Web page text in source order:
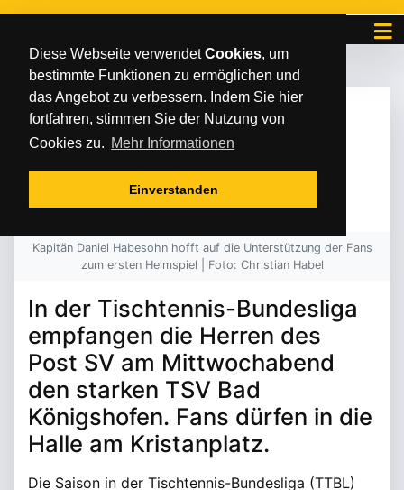
Diese Webseite verwendetCookies, um
bestimmte Funktionen zu ermöglichen und
das Angebot zu verbessern. Indem Sie hier
fortfahren, stimmen Sie der Nutzung von
Cookies zu. Mehr Informationen
Einverstanden
DIENSTAG // August 2021
HOCH MOTIVIERT INS
ERSTE HEIMSPIEL
Kapitän Daniel Habesohn hofft auf die Unterstützung der Fans
zum ersten Heimspiel | Foto: Christian Habel
In der Tischtennis-Bundesliga
empfangen die Herren des
Post SV am Mittwochabend
den starken TSV Bad
Königshofen. Fans dürfen in die
Halle am Kristanplatz.
Die Saison in der Tischtennis-Bundesliga (TTBL)